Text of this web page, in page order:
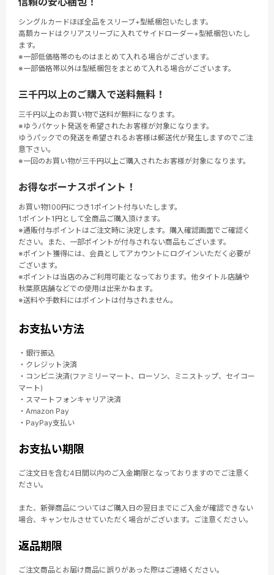
シングルカードほぼ全品をスリーブ+型紙梱包いたします。
高額カードはクリアスリーブに入れてサイドローダー+型紙梱包いたし
ます。
※一部低価格帯のものはまとめて入れる場合がございます。
※一部価格帯以外は型紙梱包をまとめて入れる場合がございます。
三千円以上のご購入で送料無料！
三千円以上のお買い物で送料が無料になります。
※ゆうパケット発送を希望されたお客様が対象になります。
ゆうパックでの発送を希望されるお客様は郵送代が発生しますのでご注
意下さい。
※一回のお買い物が三千円以上ご購入されたお客様が対象になります。
お得なボーナスポイント！
お買い物100円につき1ポイント付与いたします。
1ポイント1円として全商品ご購入頂けます。
※通販付与ポイントはご注文時に決定します。購入確認画面でご確認く
ださい。また、一部ポイントが付与されない商品もございます。
※ポイント獲得には、会員としてアカウントにログインいただく必要が
ございます。
※ポイントは当店のみご利用可能となっております。他タイトル店舗や
秋葉原店舗などでの使用は出来かねます。
※送料や手数料にはポイントは付与されません。
お支払い方法
・銀行振込
・クレジット決済
・コンビニ決済(ファミリーマート、ローソン、ミニストップ、セイコー
マート)
・スマートフォンキャリア決済
・Amazon Pay
・PayPay支払い
お支払い期限
ご注文日を含む4日間以内のご入金期限となっておりますのでご注意く
ださい。
また、新弾商品についてはご購入日の翌日までにご入金が確認できない
場合、キャンセルさせていただく場合がございます。ご注意ください。
返品期限
ご注文商品とお届け商品に誤りがあった際はご連絡ください。